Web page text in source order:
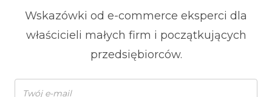
Wskazówki od e-commerce eksperci dla
właścicieli małych firm i początkujących
przedsiębiorców.